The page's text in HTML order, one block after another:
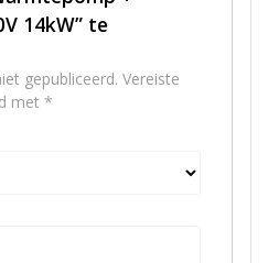
14kW” te
gepubliceerd. Vereiste
met *